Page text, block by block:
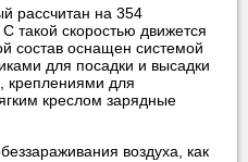
рассчитан на 354
такой скоростью движется
состав оснащен системой
для посадки и высадки
креплениями для
креслом зарядные
воздуха, как